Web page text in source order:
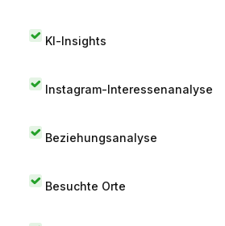
KI-Insights
Instagram-Interessenanalyse
Beziehungsanalyse
Besuchte Orte